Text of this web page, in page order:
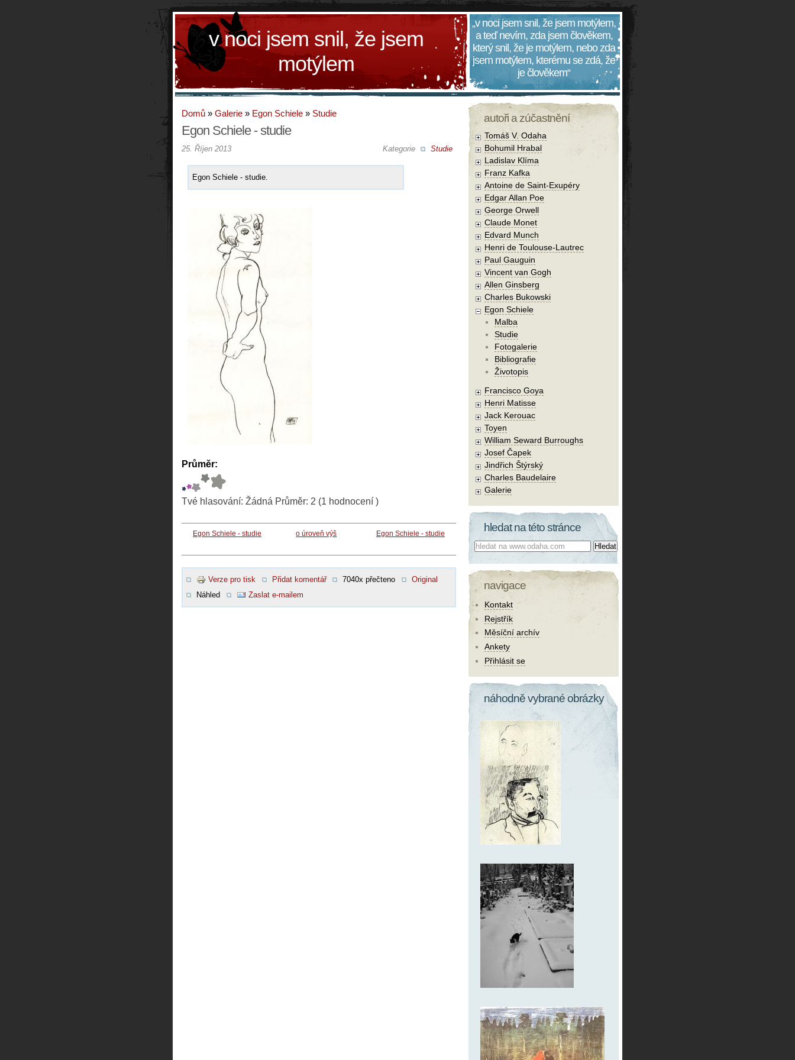
v noci jsem snil, že jsem
motýlem
„v noci jsem snil, že jsem motýlem,
a teď nevím, zda jsem člověkem,
který snil, že je motýlem, nebo zda
jsem motýlem, kterému se zdá, že
je člověkem“
Domů » Galerie » Egon Schiele » Studie
Egon Schiele - studie
Kategorie Studie
25. Říjen 2013
Egon Schiele - studie.
Průměr:
Tvé hlasování: Žádná Průměr: 2 (1 hodnocení )
Egon Schiele - studie o úroveň výš Egon Schiele - studie
Verze pro tisk Přidat komentář 7040x přečteno
Original
Náhled
Zaslat e-mailem
autoři a zúčastnění
Tomáš V. Odaha
Bohumil Hrabal
Ladislav Klíma
Franz Kafka
Antoine de Saint-Exupéry
Edgar Allan Poe
George Orwell
Claude Monet
Edvard Munch
Henri de Toulouse-Lautrec
Paul Gauguin
Vincent van Gogh
Allen Ginsberg
Charles Bukowski
Egon Schiele
Malba
Studie
Fotogalerie
Bibliografie
Životopis
Francisco Goya
Henri Matisse
Jack Kerouac
Toyen
William Seward Burroughs
Josef Čapek
Jindřich Štýrský
Charles Baudelaire
Galerie
hledat na této stránce
Co hledat:
navigace
Kontakt
Rejstřík
Měsíční archív
Ankety
Přihlásit se
náhodně vybrané obrázky